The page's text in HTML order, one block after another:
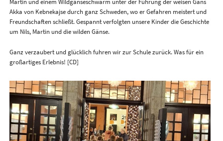
Akka von Kebnekajse durch ganz Schweden, wo er Gefahren meistert und
Freundschaften schließt. Gespannt verfolgten unsere Kinder die Geschichte
um Nils, Martin und die wilden Gänse.
Ganz verzaubert und glücklich fuhren wir zur Schule zurück. Was für ein
großartiges Erlebnis! [CD]